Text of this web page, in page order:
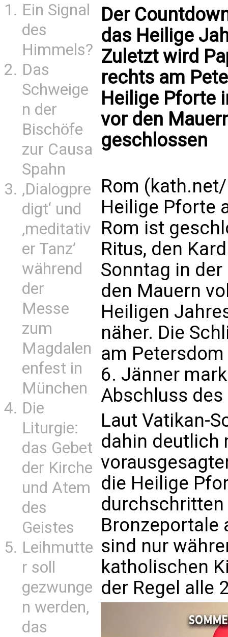
Ein Signal
des
Himmels?
Das
Schweige
n der
Bischöfe
zur Causa
Spahn
‚Dialogpre
digt‘ und
‚meditativ
er Tanz’
während
der
Messe
zum
Magdalen
enfest in
München
Die
Liturgie:
das Gebet
der Kirche
und Atem
des
Geistes
Leihmutte
r soll
gezwunge
n werden,
das
Der
das Heilige
Zuletzt wird
rechts am
Heilige Pforte
vor den
geschlossen
Rom
Heilige Pforte
Rom ist
Ritus, den
Sonntag in
den Mauern
Heiligen
näher. Die
am
6. Jänner
Abschluss
Laut Vatikan-
dahin deutlich
die Heilige
durchschritten
Bronzeportale
sind nur
katholischen
der Regel alle